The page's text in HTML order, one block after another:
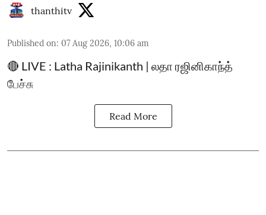
thanthitv
Published on: 07 Aug 2026, 10:06 am
🔴 LIVE : Latha Rajinikanth | லதா ரஜினிகாந்த்
பேச்சு
Read More